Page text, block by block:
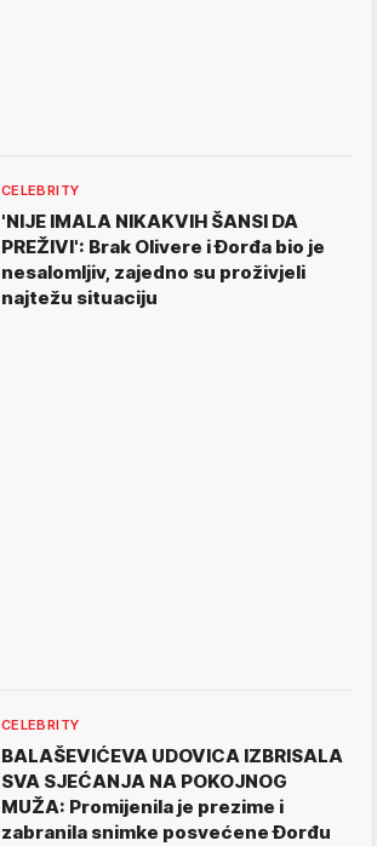
CELEBRITY
'NIJE IMALA NIKAKVIH ŠANSI DA
PREŽIVI': Brak Olivere i Đorđa bio je
nesalomljiv, zajedno su proživjeli
najtežu situaciju
CELEBRITY
BALAŠEVIĆEVA UDOVICA IZBRISALA
SVA SJEĆANJA NA POKOJNOG
MUŽA: Promijenila je prezime i
zabranila snimke posvećene Đorđu